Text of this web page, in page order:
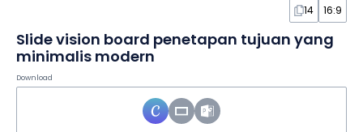
14 16:9
Slide vision board penetapan tujuan yang
minimalis modern
Download